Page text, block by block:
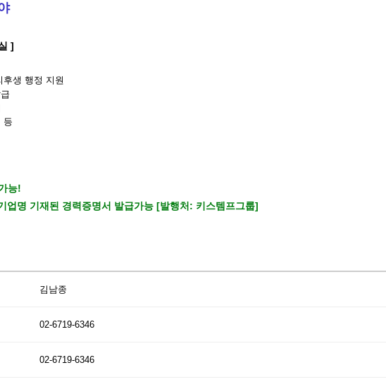
]
생 행정 지원
등
능!
업명 기재된 경력증명서 발급가능 [발행처: 키스템프그룹]
김남종
02-6719-6346
02-6719-6346